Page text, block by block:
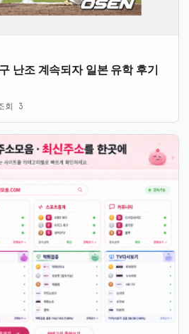
난조 계속되자 일본 유학 후기
회 3